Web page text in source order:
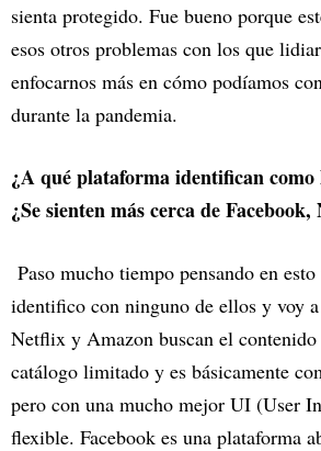
sienta protegido. Fue bueno porque
esos otros problemas con los que
enfocarnos más en cómo podíamos
durante la pandemia.
¿A qué plataforma identifican como
¿Se sienten más cerca de
Paso mucho tiempo pensando en
identifico con ninguno de ellos y voy
Netflix y Amazon buscan el
catálogo limitado y es básicamente
pero con una mucho mejor UI (User
flexible. Facebook es una plataforma